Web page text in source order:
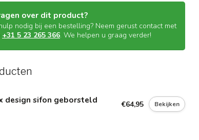
over dit product?
nodig bij een bestelling? Neem gerust contact met
+31 5 23 265 366. We helpen u graag verder!
design sifon geborsteld €64,95 Bekijken